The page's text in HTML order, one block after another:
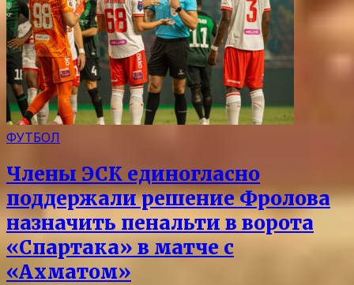
ФУТБОЛ
Члены ЭСК единогласно
поддержали решение Фролова
назначить пенальти в ворота
«Спартака» в матче с
«Ахматом»